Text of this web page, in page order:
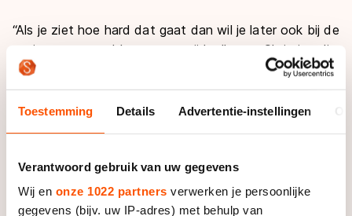
Toestemming Details Advertentie-instellingen
Verantwoord gebruik van uw gegevens
Wij en onze 1022 partners verwerken je persoonlijke
gegevens (bijv. uw IP-adres) met behulp van
“Als je ziet hoe hard dat gaat dan wil je later ook bij de
senioren zo goed kunnen meerijden”, zegt Christian die
zijn broer graag als voorbeeld ziet. Als alles volgens
plan verloopt zouden de heren binnen vijf jaar dus
zomaar in dezelfde categorie van start kunnen. “Dat
net als de Schippers samen.”
“Als ik tegen die tijd nog skeeler ga ik er vanuit dat het